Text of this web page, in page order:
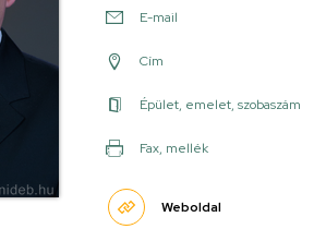
E-mail
Cím
Épület, emelet, szobaszám
Fax, mellék
Weboldal